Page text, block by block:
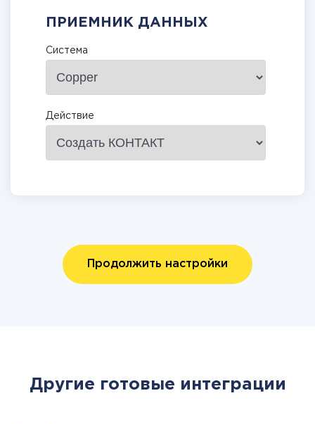
ПРИЕМНИК ДАННЫХ
Система
Действие
Продолжить настройки
Другие готовые интеграции